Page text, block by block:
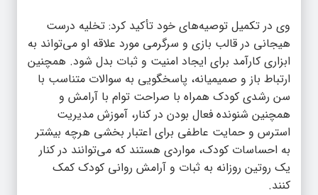
وی در تکمیل توصیه‌های خود تأکید کرد: تخلیه درست
هیجانی در قالب بازی و سرگرمی مورد علاقه او می‌تواند به
ابزاری کارآمد برای ایجاد امنیت و ثبات بدل شود. همچنین
ارتباط باز و صمیمیانه، پاسخگویی به سوالات متناسب با
سن رشدی کودک همراه با صراحت توام با آرامش و
همچنین شنونده فعال بودن در کنار، آموزش مدیریت
استرس و حمایت عاطفی برای اعتبار بخشی هرچه بیشتر
به احساسات کودک، مواردی هستند که می‌توانند در کنار
یک روتین روزانه به ثبات و آرامش روانی کودک کمک
کنند.